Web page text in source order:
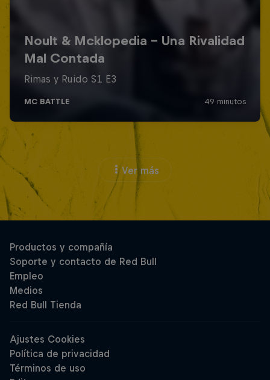
Ver más